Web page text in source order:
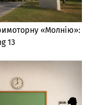
«Молнію»:
13